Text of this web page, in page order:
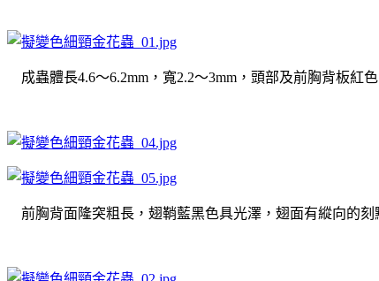
成蟲體長4.6～6.2mm，寬2.2～3mm，頭部及前胸背板紅
前胸背面隆突粗長，翅鞘藍黑色具光澤，翅面有縱向的